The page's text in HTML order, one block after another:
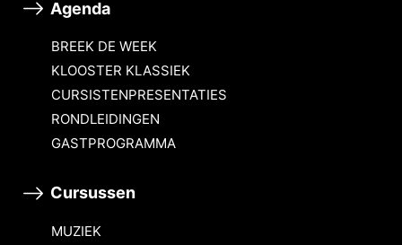
Agenda
BREEK DE WEEK
KLOOSTER KLASSIEK
CURSISTENPRESENTATIES
RONDLEIDINGEN
GASTPROGRAMMA
Cursussen
MUZIEK